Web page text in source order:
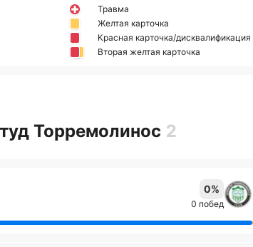
Травма
Желтая карточка
Красная карточка/дисквалификация
Вторая желтая карточка
Торремолинос 2
0%
0 побед